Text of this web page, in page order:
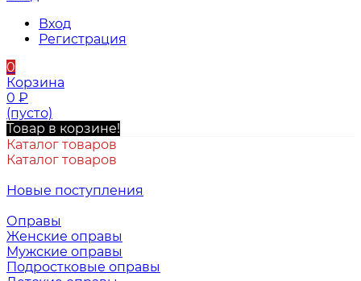
Вход
Регистрация
0
Корзина
0 ₽
(пусто)
Товар в корзине!
Каталог товаров
Каталог товаров
Новые поступления
Оправы
Женские оправы
Мужские оправы
Подростковые оправы